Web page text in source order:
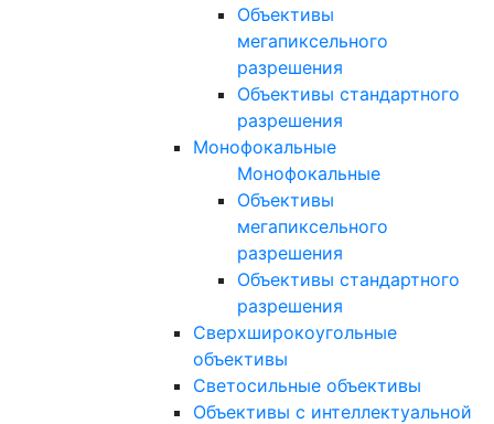
Объективы
мегапиксельного
разрешения
Объективы стандартного
разрешения
Монофокальные
Монофокальные
Объективы
мегапиксельного
разрешения
Объективы стандартного
разрешения
Сверхширокоугольные
объективы
Светосильные объективы
Объективы с интеллектуальной